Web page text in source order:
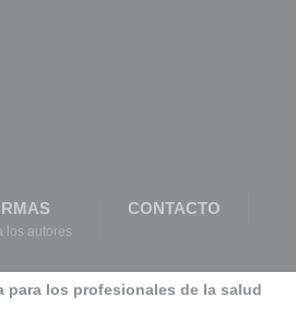
los autores
CONTACTO
para los profesionales de la salud